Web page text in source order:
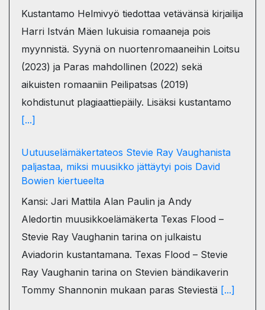
Kustantamo Helmivyö tiedottaa vetävänsä kirjailija
Harri István Mäen lukuisia romaaneja pois
myynnistä. Syynä on nuortenromaaneihin Loitsu
(2023) ja Paras mahdollinen (2022) sekä
aikuisten romaaniin Peilipatsas (2019)
kohdistunut plagiaattiepäily. Lisäksi kustantamo
[...]
Uutuuselämäkertateos Stevie Ray Vaughanista
paljastaa, miksi muusikko jättäytyi pois David
Bowien kiertueelta
Kansi: Jari Mattila Alan Paulin ja Andy
Aledortin muusikkoelämäkerta Texas Flood –
Stevie Ray Vaughanin tarina on julkaistu
Aviadorin kustantamana. Texas Flood – Stevie
Ray Vaughanin tarina on Stevien bändikaverin
Tommy Shannonin mukaan paras Steviestä [...]